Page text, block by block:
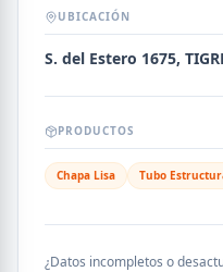
UBICACIÓN
S. del Estero 1675,
PRODUCTOS
Chapa Lisa Tubo
¿Datos incompletos o